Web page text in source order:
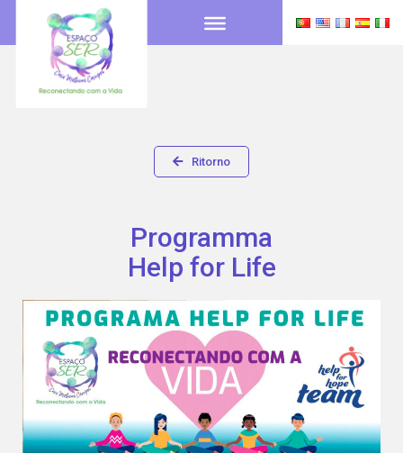
Ritorno
Programma
Help for Life